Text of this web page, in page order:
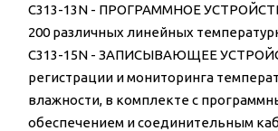
C313-13N - ПРОГРАММНОЕ
200 различных линейных
C313-15N - ЗАПИСЫВАЮЩЕЕ
регистрации и мониторинга
влажности, в комплекте с
обеспечением и соединительным